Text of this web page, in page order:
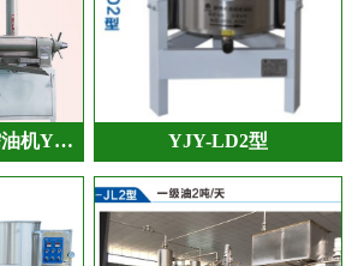
油机Y… YJY-LD2型